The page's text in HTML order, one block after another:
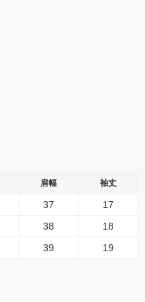
肩幅 袖丈
37 17
38 18
39 19